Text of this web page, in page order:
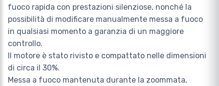
fuoco rapida con prestazioni silenziose, nonché la
possibilità di modificare manualmente messa a fuoco
in qualsiasi momento a garanzia di un maggiore
controllo.
Il motore è stato rivisto e compattato nelle dimensioni
di circa il 30%.
Messa a fuoco mantenuta durante la zoommata,